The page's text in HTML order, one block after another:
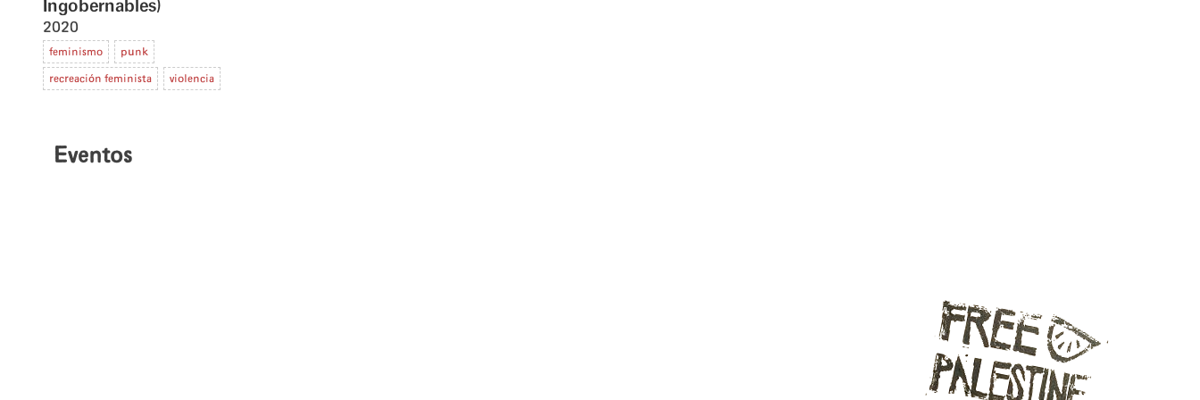
Ingobernables)
2020
feminismo punk
recreación feminista violencia
Eventos